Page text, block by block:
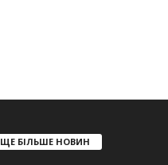
ЩЕ БІЛЬШЕ НОВИН